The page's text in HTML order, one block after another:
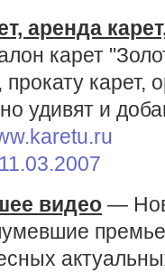
аренда
карет
прокату
удивят и
11.03.2007
видео —